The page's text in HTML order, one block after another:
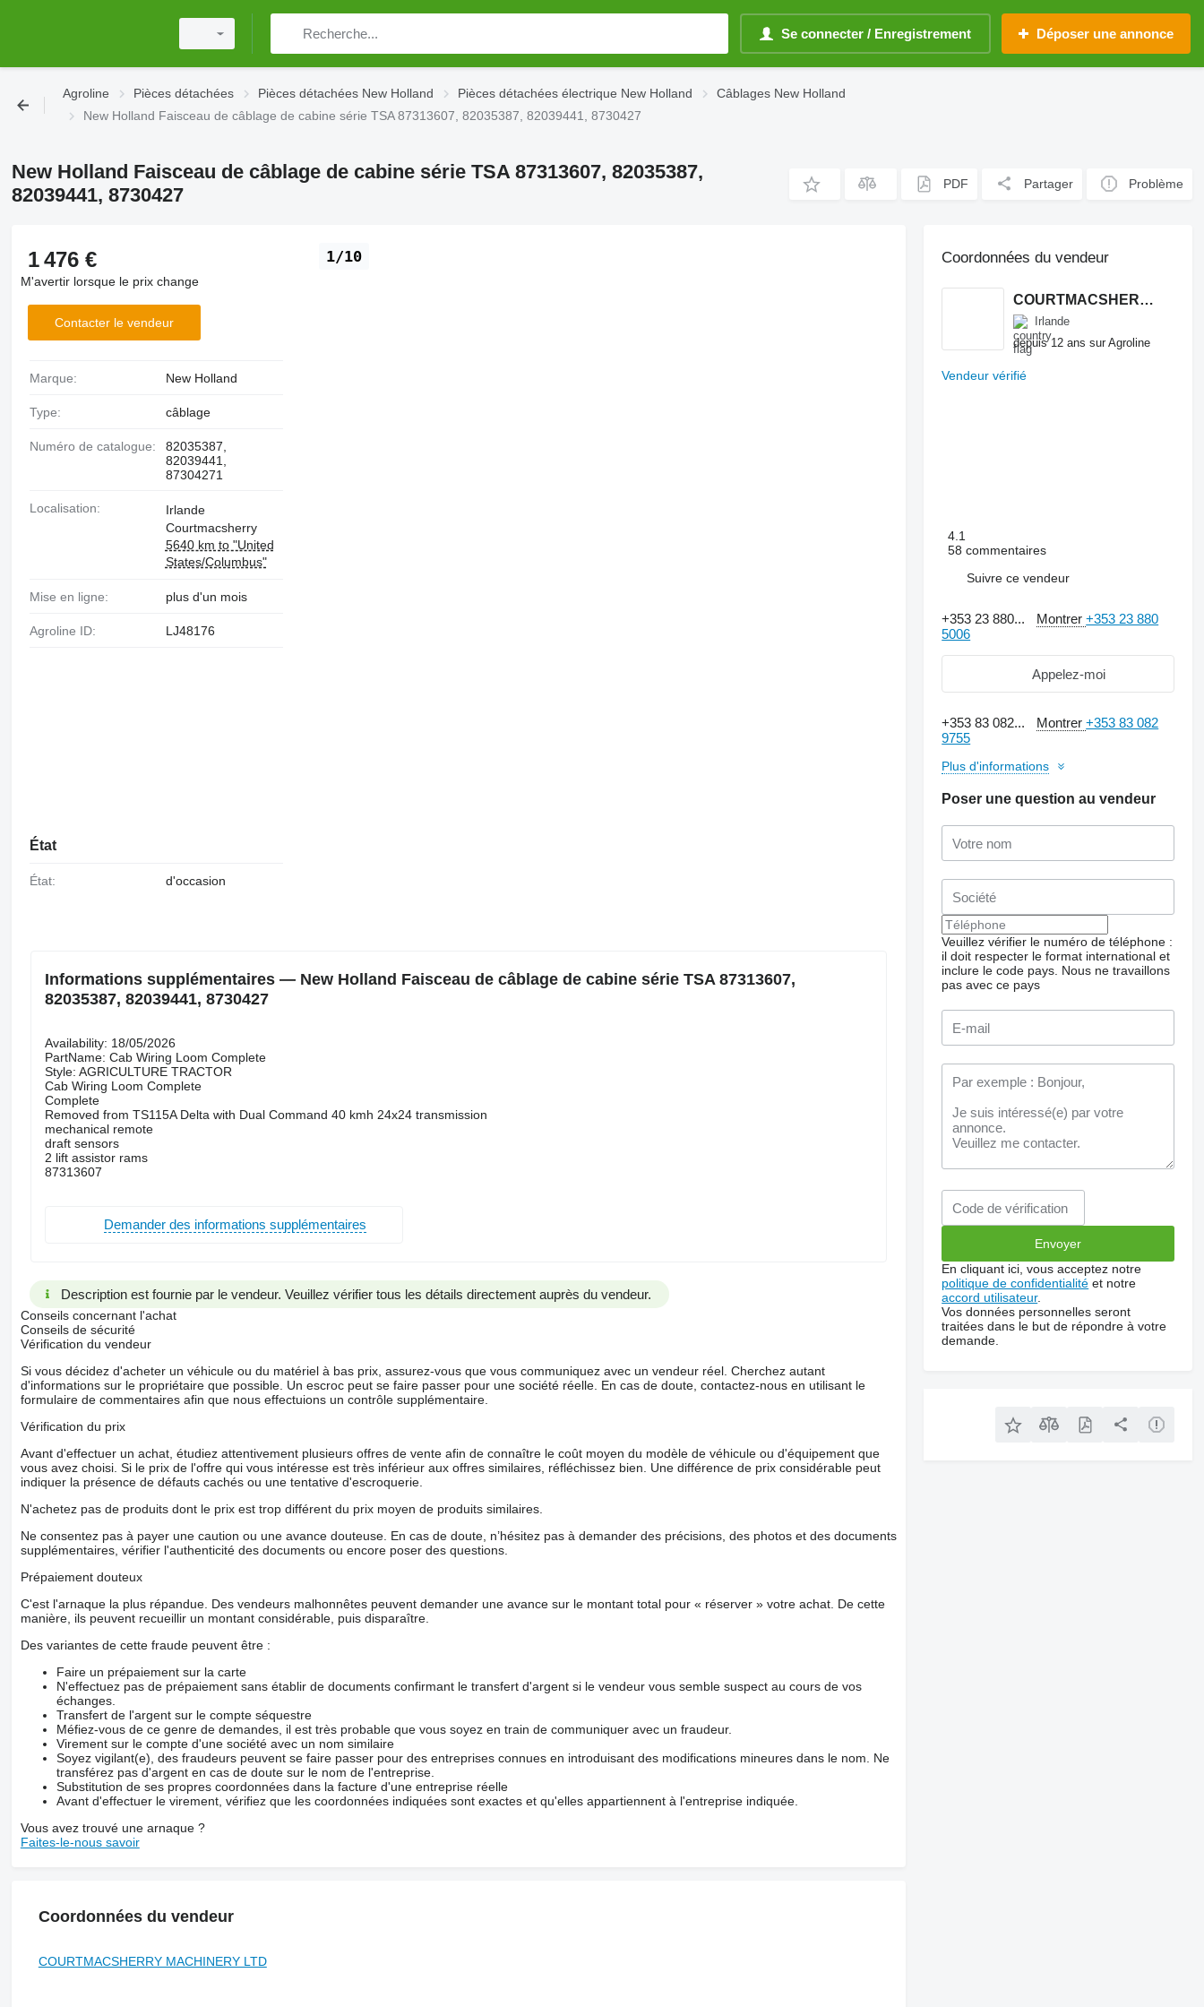
Se connecter / Enregistrement Déposer une annonce
Agroline Pièces détachées Pièces détachées New Holland Pièces détachées électrique New Holland
Câblages New Holland
New Holland Faisceau de câblage de cabine série TSA 87313607, 82035387, 82039441, 8730427
New Holland Faisceau de câblage de cabine série TSA 87313607, 82035387,
82039441, 8730427
PDF Partager Problème
1/10
1 476 €
M'avertir lorsque le prix change
Contacter le vendeur
Marque: New Holland
Type: câblage
Numéro de catalogue:
82035387,
82039441,
87304271
Localisation:
Irlande
Courtmacsherry
5640 km to "United
States/Columbus"
Mise en ligne: plus d'un mois
Agroline ID: LJ48176
État
État: d'occasion
Informations supplémentaires — New Holland Faisceau de câblage de cabine série TSA 87313607,
82035387, 82039441, 8730427
Availability: 18/05/2026
PartName: Cab Wiring Loom Complete
Style: AGRICULTURE TRACTOR
Cab Wiring Loom Complete
Complete
Removed from TS115A Delta with Dual Command 40 kmh 24x24 transmission
mechanical remote
draft sensors
2 lift assistor rams
87313607
Demander des informations supplémentaires
Description est fournie par le vendeur. Veuillez vérifier tous les détails directement auprès du vendeur.
Conseils concernant l'achat
Conseils de sécurité
Vérification du vendeur
Si vous décidez d'acheter un véhicule ou du matériel à bas prix, assurez-vous que vous communiquez avec un vendeur réel. Cherchez autant
d'informations sur le propriétaire que possible. Un escroc peut se faire passer pour une société réelle. En cas de doute, contactez-nous en utilisant le
formulaire de commentaires afin que nous effectuions un contrôle supplémentaire.
Vérification du prix
Avant d'effectuer un achat, étudiez attentivement plusieurs offres de vente afin de connaître le coût moyen du modèle de véhicule ou d'équipement que
vous avez choisi. Si le prix de l'offre qui vous intéresse est très inférieur aux offres similaires, réfléchissez bien. Une différence de prix considérable peut
indiquer la présence de défauts cachés ou une tentative d'escroquerie.
N'achetez pas de produits dont le prix est trop différent du prix moyen de produits similaires.
Ne consentez pas à payer une caution ou une avance douteuse. En cas de doute, n’hésitez pas à demander des précisions, des photos et des documents
supplémentaires, vérifier l'authenticité des documents ou encore poser des questions.
Prépaiement douteux
C'est l'arnaque la plus répandue. Des vendeurs malhonnêtes peuvent demander une avance sur le montant total pour « réserver » votre achat. De cette
manière, ils peuvent recueillir un montant considérable, puis disparaître.
Des variantes de cette fraude peuvent être :
Faire un prépaiement sur la carte
N'effectuez pas de prépaiement sans établir de documents confirmant le transfert d'argent si le vendeur vous semble suspect au cours de vos
échanges.
Transfert de l'argent sur le compte séquestre
Méfiez-vous de ce genre de demandes, il est très probable que vous soyez en train de communiquer avec un fraudeur.
Virement sur le compte d'une société avec un nom similaire
Soyez vigilant(e), des fraudeurs peuvent se faire passer pour des entreprises connues en introduisant des modifications mineures dans le nom. Ne
transférez pas d'argent en cas de doute sur le nom de l'entreprise.
Substitution de ses propres coordonnées dans la facture d'une entreprise réelle
Avant d'effectuer le virement, vérifiez que les coordonnées indiquées sont exactes et qu'elles appartiennent à l'entreprise indiquée.
Vous avez trouvé une arnaque ?
Faites-le-nous savoir
Coordonnées du vendeur
COURTMACSHERRY MACHINERY LTD
Coordonnées du vendeur
COURTMACSHERRY MACHINERY LTD
Irlande
depuis 12 ans sur Agroline
Vendeur vérifié
4.1
58 commentaires
Suivre ce vendeur
+353 23 880... Montrer+353 23 880
5006
Appelez-moi
+353 83 082... Montrer+353 83 082
9755
Plus d'informations
Poser une question au vendeur
Veuillez vérifier le numéro de téléphone :
il doit respecter le format international et
inclure le code pays. Nous ne travaillons
pas avec ce pays
En cliquant ici, vous acceptez notre
politique de confidentialité et notre
accord utilisateur.
Vos données personnelles seront
traitées dans le but de répondre à votre
demande.